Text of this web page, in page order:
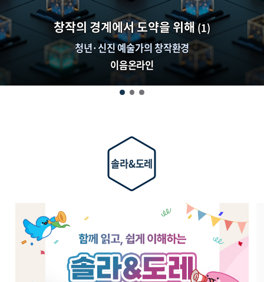
창작의 경계에서 도약을 위해(1)
청년·신진 예술가의 창작환경
이음온라인
솔라&도레